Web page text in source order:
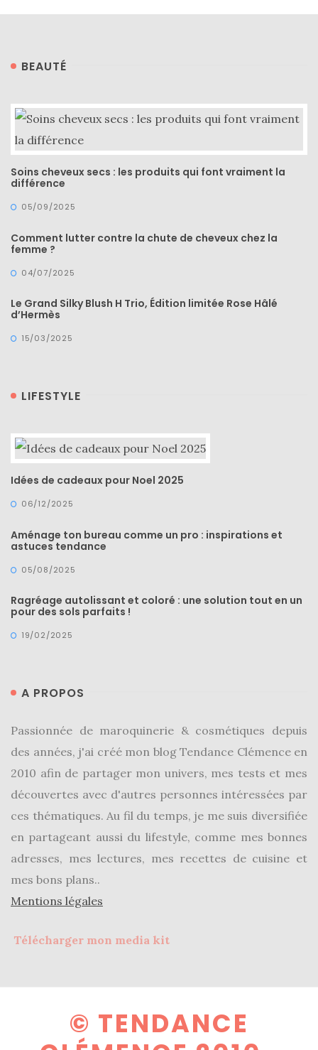
Favoris
(27)
(478)
Tutoriels
(70)
(154)
Bonnes
(43)
Coups
coeur
Digital/Blogging
DIY/Recettes
(15)
Lecture/Séries
(13)
Vie
quotidienne/Maison
(61)
Mode
(502)
Actualités
mode
(25)
Découvertes
mode
(5)
Derniers
achats
(45)
Lookbook
Sélections
BEAUTÉ
Soins cheveux secs : les produits qui font vraiment la
différence
05/09/2025
Comment lutter contre la chute de cheveux chez la
femme ?
04/07/2025
Le Grand Silky Blush H Trio, Édition limitée Rose Hâlé
d’Hermès
15/03/2025
LIFESTYLE
Idées de cadeaux pour Noel 2025
06/12/2025
Aménage ton bureau comme un pro : inspirations et
astuces tendance
05/08/2025
Ragréage autolissant et coloré : une solution tout en un
pour des sols parfaits !
19/02/2025
A PROPOS
Passionnée de maroquinerie & cosmétiques depuis
des années, j'ai créé mon blog Tendance Clémence en
2010 afin de partager mon univers, mes tests et mes
découvertes avec d'autres personnes intéressées par
ces thématiques. Au fil du temps, je me suis diversifiée
en partageant aussi du lifestyle, comme mes bonnes
adresses, mes lectures, mes recettes de cuisine et
mes bons plans..
Mentions légales
Télécharger mon media kit
© TENDANCE